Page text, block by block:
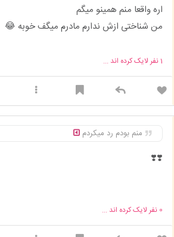
اره واقعا منم همینو میگم
من شناختی ازش ندارم مادرم میگف خوبه 😂
1نفر لایک کرده اند ...
منم بودم رد میکردم
❣️❣️
0 نفر لایک کرده اند ...